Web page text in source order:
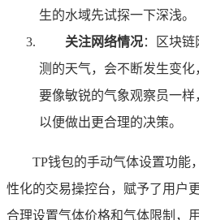
生的水域先试探一下深浅。
关注网络情况：区块
测的天气，会不断发生变化
要像敏锐的气象观察员一
以便做出更合理的决策。
TP钱包的手动气体设置功能
性化的交易操控台，赋予了用户
合理设置气体价格和气体限制，